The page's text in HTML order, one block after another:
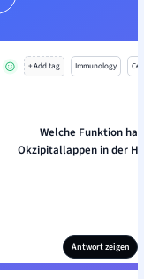
+ Add tag Immunology
Welche Funktion
Okzipitallappen in der
Antwort zeigen